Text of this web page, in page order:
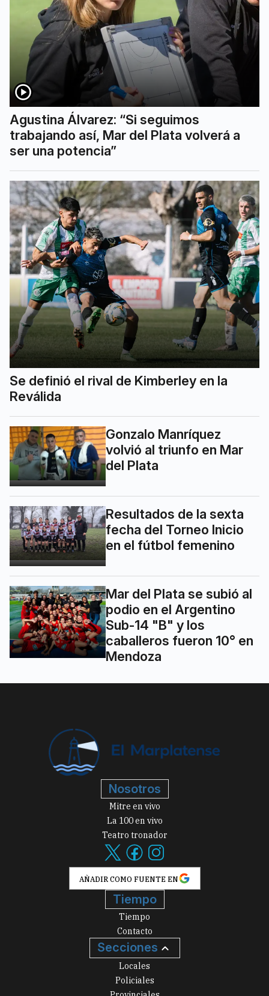
Agustina Álvarez: “Si seguimos
trabajando así, Mar del Plata volverá a
ser una potencia”
Se definió el rival de Kimberley en la
Reválida
Gonzalo Manríquez
volvió al triunfo en Mar
del Plata
Resultados de la sexta
fecha del Torneo Inicio
en el fútbol femenino
Mar del Plata se subió al
podio en el Argentino
Sub-14 "B" y los
caballeros fueron 10° en
Mendoza
Nosotros
Mitre en vivo
La 100 en vivo
Teatro tronador
AÑADIR COMO FUENTE EN
Tiempo
Tiempo
Contacto
Secciones
Locales
Policiales